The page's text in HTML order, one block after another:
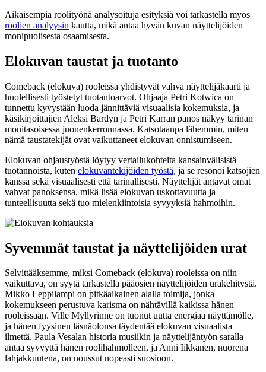
Aikaisempia roolityönä analysoituja esityksiä voi tarkastella myös
roolien analyysin kautta, mikä antaa hyvän kuvan näyttelijöiden
monipuolisesta osaamisesta.
Elokuvan taustat ja tuotanto
Comeback (elokuva) rooleissa yhdistyvät vahva näyttelijäkaarti ja
huolellisesti työstetyt tuotantoarvot. Ohjaaja Petri Kotwica on
tunnettu kyvystään luoda jännittäviä visuaalisia kokemuksia, ja
käsikirjoittajien Aleksi Bardyn ja Petri Karran panos näkyy tarinan
monitasoisessa juonenkerronnassa. Katsotaanpa lähemmin, miten
nämä taustatekijät ovat vaikuttaneet elokuvan onnistumiseen.
Elokuvan ohjaustyöstä löytyy vertailukohteita kansainvälisistä
tuotannoista, kuten elokuvantekijöiden työstä, ja se resonoi katsojien
kanssa sekä visuaalisesti että tarinallisesti. Näyttelijät antavat omat
vahvat panoksensa, mikä lisää elokuvan uskottavuutta ja
tunteellisuutta sekä tuo mielenkiintoisia syvyyksiä hahmoihin.
Syvemmät taustat ja näyttelijöiden urat
Selvittääksemme, miksi Comeback (elokuva) rooleissa on niin
vaikuttava, on syytä tarkastella pääosien näyttelijöiden urakehitystä.
Mikko Leppilampi on pitkäaikainen alalla toimija, jonka
kokemukseen perustuva karisma on nähtävillä kaikissa hänen
rooleissaan. Ville Myllyrinne on tuonut uutta energiaa näyttämölle,
ja hänen fyysinen läsnäolonsa täydentää elokuvan visuaalista
ilmettä. Paula Vesalan historia musiikin ja näyttelijäntyön saralla
antaa syvyyttä hänen roolihahmolleen, ja Anni Iikkanen, nuorena
lahjakkuutena, on noussut nopeasti suosioon.